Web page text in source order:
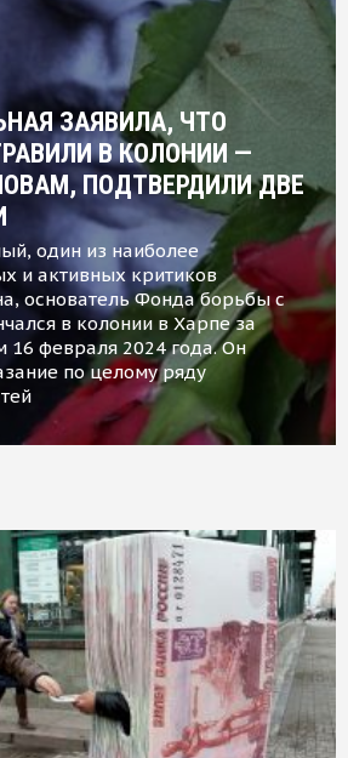
ЗАЯВИЛА, ЧТО
В КОЛОНИИ —
ПОДТВЕРДИЛИ ДВЕ
один из наиболее
и активных критиков
основатель Фонда борьбы с
в колонии в Харпе за
16 февраля 2024 года. Он
по целому ряду